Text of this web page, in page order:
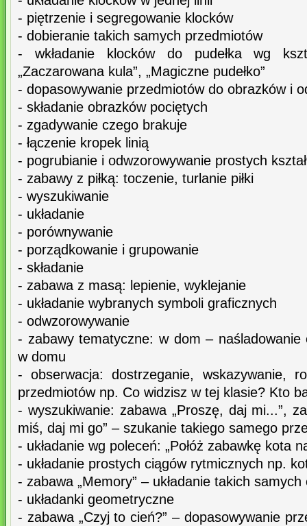
- piętrzenie i segregowanie klocków
- dobieranie takich samych przedmiotów
- wkładanie klocków do pudełka wg
„Zaczarowana kula”, „Magiczne pudełko”
- dopasowywanie przedmiotów do obrazków i
- składanie obrazków pociętych
- zgadywanie czego brakuje
- łączenie kropek linią
- pogrubianie i odwzorowywanie prostych
- zabawy z piłką: toczenie, turlanie piłki
- wyszukiwanie
- układanie
- porównywanie
- porządkowanie i grupowanie
- składanie
- zabawa z masą: lepienie, wyklejanie
- układanie wybranych symboli graficznych
- odwzorowywanie
- zabawy tematyczne: w dom – naśladowanie
w domu
- obserwacja: dostrzeganie, wskazywanie,
przedmiotów np. Co widzisz w tej klasie? Kto
- wyszukiwanie: zabawa „Proszę, daj mi...”,
miś, daj mi go” – szukanie takiego samego
- układanie wg poleceń: „Połóż zabawkę kota
- układanie prostych ciągów rytmicznych np.
- zabawa „Memory” – układanie takich
- układanki geometryczne
- zabawa „Czyj to cień?” – dopasowywanie